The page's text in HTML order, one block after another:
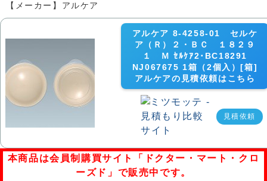
【メーカー】アルケア
アルケア 8-4258-01 セルケ
ア（Ｒ）２・ＢＣ １８２９
１ Ｍ ｾﾙｹｱ2･BC18291
NJ067675 1箱（2個入）[箱]
アルケアの見積依頼はこちら
見積依頼
本商品は会員制購買サイト「ドクター・マート・クロ
ーズド」で販売中です。